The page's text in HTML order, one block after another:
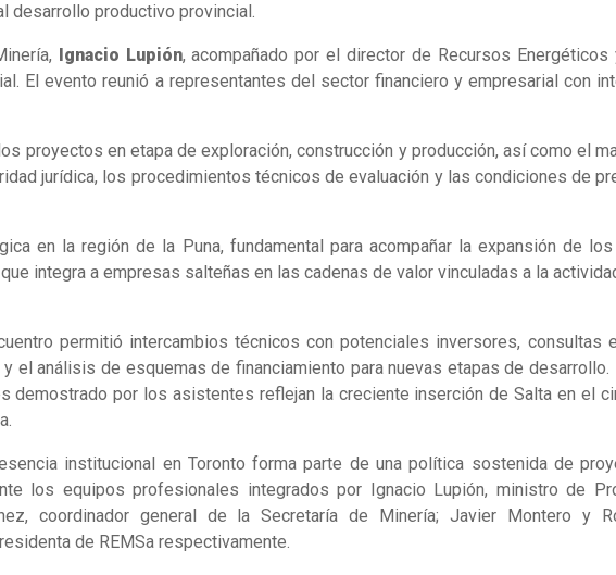
desarrollo productivo provincial.
Ignacio Lupión, acompañado por el director de Recursos Energéticos
El evento reunió a representantes del sector financiero y empresarial con
proyectos en etapa de exploración, construcción y producción, así como el
jurídica, los procedimientos técnicos de evaluación y las condiciones de
en la región de la Puna, fundamental para acompañar la expansión de
integra a empresas salteñas en las cadenas de valor vinculadas a la
permitió intercambios técnicos con potenciales inversores, consultas
y el análisis de esquemas de financiamiento para nuevas etapas de desarrollo.
demostrado por los asistentes reflejan la creciente inserción de Salta en el
institucional en Toronto forma parte de una política sostenida de
los equipos profesionales integrados por Ignacio Lupión, ministro de
coordinador general de la Secretaría de Minería; Javier Montero y
de REMSa respectivamente.